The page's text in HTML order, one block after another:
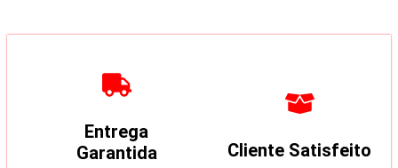
Entrega
Garantida
Cliente Satisfeito